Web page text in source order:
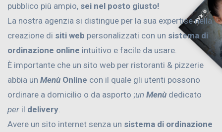
pubblico più ampio, sei nel posto giusto!
La nostra agenzia si distingue per la sua expertise nella
creazione di siti web personalizzati con un sistema di
ordinazione online intuitivo e facile da usare.
È importante che un sito web per ristoranti & pizzerie
abbia un Menù Online con il quale gli utenti possono
ordinare a domicilio o da asporto ;un Menù dedicato
per il delivery
Avere un sito internet senza un sistema di ordinazione